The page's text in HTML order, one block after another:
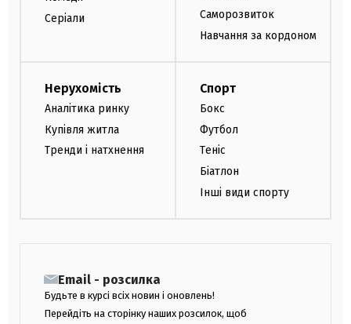
Серіали
Саморозвиток
Навчання за кордоном
Нерухомість
Аналітика ринку
Купівля житла
Тренди і натхнення
Спорт
Бокс
Футбол
Теніс
Біатлон
Інші види спорту
Email - розсилка
Будьте в курсі всіх новин і оновлень!
Перейдіть на сторінку наших розсилок, щоб